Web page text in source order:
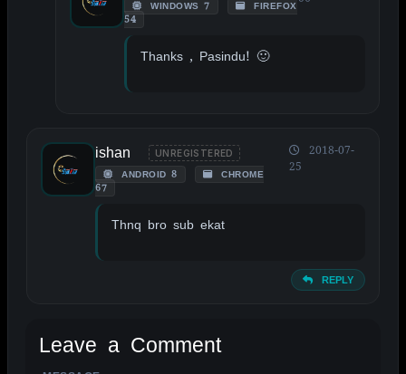
WINDOWS 7
FIREFOX
54
Thanks , Pasindu! 🙂
ishan UNREGISTERED
ANDROID 8
CHROME
67
2018-07-
25
Thnq bro sub ekat
REPLY
Leave a Comment